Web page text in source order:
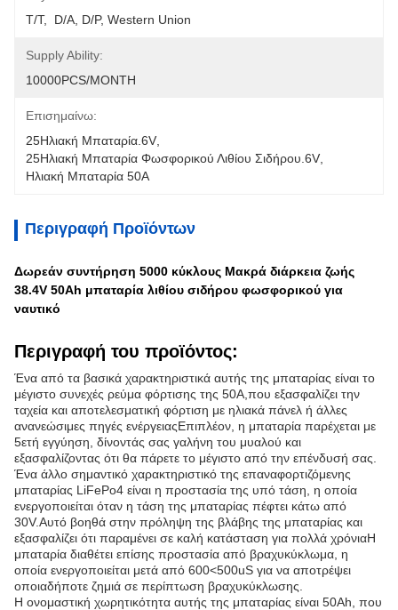
T/T,  D/A, D/P, Western Union
Supply Ability:
10000PCS/MONTH
Επισημαίνω:
25Ηλιακή Μπαταρία.6V
25Ηλιακή Μπαταρία Φωσφορικού Λιθίου Σιδήρου.6V
Ηλιακή Μπαταρία 50A
Περιγραφή Προϊόντων
Δωρεάν συντήρηση 5000 κύκλους Μακρά διάρκεια ζωής
38.4V 50Ah μπαταρία λιθίου σιδήρου φωσφορικού για
ναυτικό
Περιγραφή του προϊόντος:
Ένα από τα βασικά χαρακτηριστικά αυτής της μπαταρίας είναι το
μέγιστο συνεχές ρεύμα φόρτισης της 50A,που εξασφαλίζει την
ταχεία και αποτελεσματική φόρτιση με ηλιακά πάνελ ή άλλες
ανανεώσιμες πηγές ενέργειαςΕπιπλέον, η μπαταρία παρέχεται με
5ετή εγγύηση, δίνοντάς σας γαλήνη του μυαλού και
εξασφαλίζοντας ότι θα πάρετε το μέγιστο από την επένδυσή σας.
Ένα άλλο σημαντικό χαρακτηριστικό της επαναφορτιζόμενης
μπαταρίας LiFePo4 είναι η προστασία της υπό τάση, η οποία
ενεργοποιείται όταν η τάση της μπαταρίας πέφτει κάτω από
30V.Αυτό βοηθά στην πρόληψη της βλάβης της μπαταρίας και
εξασφαλίζει ότι παραμένει σε καλή κατάσταση για πολλά χρόνιαΗ
μπαταρία διαθέτει επίσης προστασία από βραχυκύκλωμα, η
οποία ενεργοποιείται μετά από 600<500uS για να αποτρέψει
οποιαδήποτε ζημιά σε περίπτωση βραχυκύκλωσης.
Η ονομαστική χωρητικότητα αυτής της μπαταρίας είναι 50Ah, που